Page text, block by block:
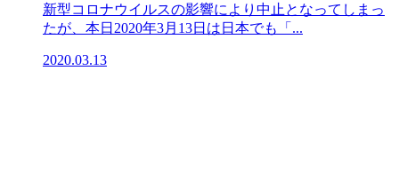
新型コロナウイルスの影響により中止となってしまっ
たが、本日2020年3月13日は日本でも「...
2020.03.13